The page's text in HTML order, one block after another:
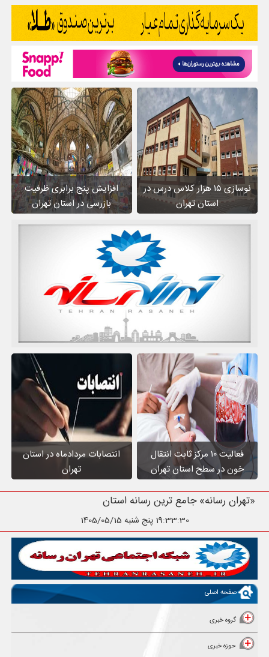
نوسازی ۱۵ هزار کلاس درس در
استان تهران
افزایش پنج برابری ظرفیت
بازرسی در استان تهران
فعالیت ۱۰ مرکز ثابت انتقال
خون در سطح استان تهران
انتصابات مردادماه در استان
تهران
«تهران رسانه» جامع ترین رسانه استان تهران
19:33:31 پنج شنبه 1405/05/15
صفحه اصلی
گروه خبری
حوزه خبری